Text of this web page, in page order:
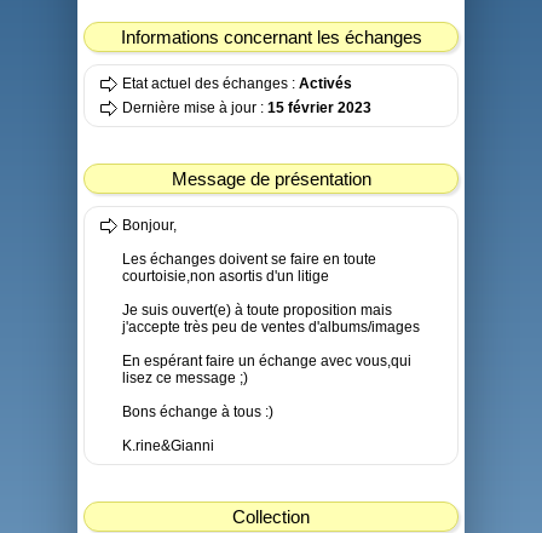
Informations concernant les échanges
Etat actuel des échanges : Activés
Dernière mise à jour : 15 février 2023
Message de présentation
Bonjour,
Les échanges doivent se faire en toute
courtoisie,non asortis d'un litige
Je suis ouvert(e) à toute proposition mais
j'accepte très peu de ventes d'albums/images
En espérant faire un échange avec vous,qui
lisez ce message ;)
Bons échange à tous :)
K.rine&Gianni
Collection